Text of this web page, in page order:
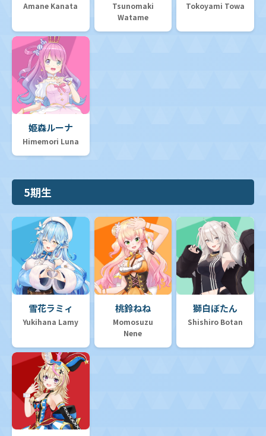
Amane Kanata
Tsunomaki
Watame
Tokoyami Towa
姫森ルーナ
Himemori Luna
5期生
雪花ラミィ
Yukihana Lamy
桃鈴ねね
Momosuzu
Nene
獅白ぼたん
Shishiro Botan